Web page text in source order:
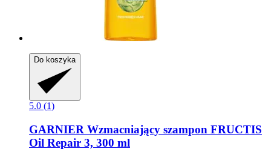
Do koszyka
5.0 (1)
GARNIER Wzmacniający szampon FRUCTIS
Oil Repair 3, 300 ml